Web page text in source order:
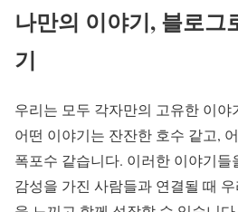
나만의 이야기, 블로그
기
우리는 모두 각자만의 고유한 이
어떤 이야기는 잔잔한 호수 같고,
폭포수 같습니다. 이러한 이야기
감성을 가진 사람들과 연결될 때